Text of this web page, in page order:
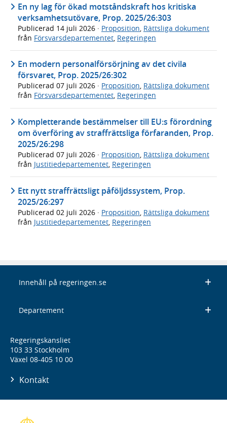
En ny lag för ökad motståndskraft hos kritiska
verksamhetsutövare, Prop. 2025/26:303
Publicerad 14 juli 2026 · Proposition Rättsliga dokument
från Försvarsdepartementet Regeringen
En modern personalförsörjning av det civila
försvaret, Prop. 2025/26:302
Publicerad 07 juli 2026 · Proposition, Rättsliga dokument
från Försvarsdepartementet, Regeringen
Kompletterande bestämmelser till EU:s förordning
om överföring av straffrättsliga förfaranden, Prop.
2025/26:298
Publicerad 07 juli 2026 · Proposition, Rättsliga dokument
från Justitiedepartementet, Regeringen
Ett nytt straffrättsligt påföljdssystem, Prop.
2025/26:297
Publicerad 02 juli 2026 · Proposition Rättsliga dokument
från Justitiedepartementet Regeringen
Innehåll på regeringen.se
Departement
Regeringskansliet
103 33 Stockholm
Växel 08-405 10 00
Kontakt